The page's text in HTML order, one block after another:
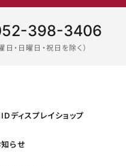
・日曜日・祝日を除く）
398-3406
知らせ
ディスプレイショップ